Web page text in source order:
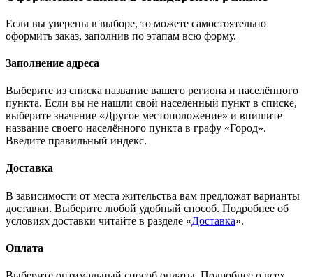
Если вы уверены в выборе, то можете самостоятельно
оформить заказ, заполнив по этапам всю форму.
Заполнение адреса
Выберите из списка название вашего региона и населённого
пункта. Если вы не нашли свой населённый пункт в списке,
выберите значение «Другое местоположение» и впишите
название своего населённого пункта в графу «Город».
Введите правильный индекс.
Доставка
В зависимости от места жительства вам предложат варианты
доставки. Выберите любой удобный способ. Подробнее об
условиях доставки читайте в разделе «Доставка».
Оплата